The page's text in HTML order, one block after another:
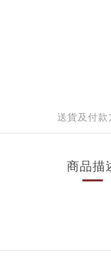
送貨及付款
商品描